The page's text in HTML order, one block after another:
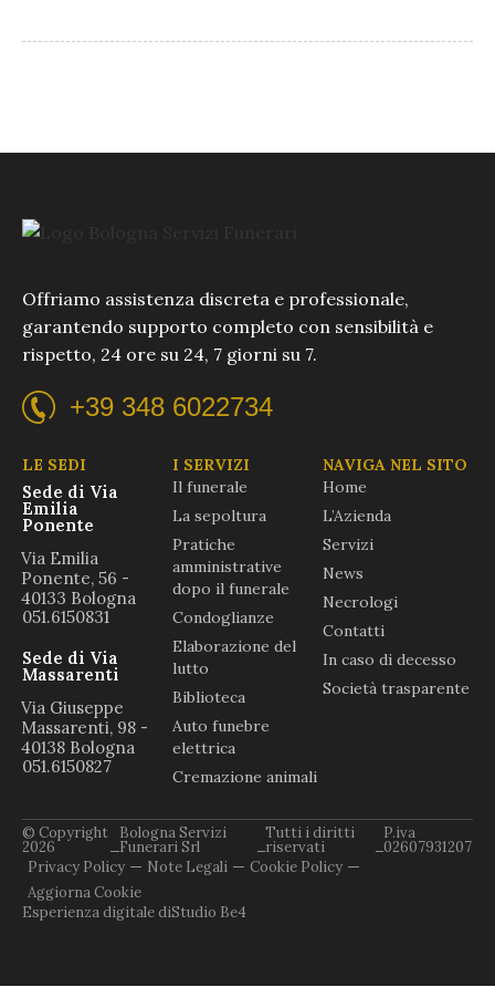
Offriamo assistenza discreta e professionale,
garantendo supporto completo con sensibilità e
rispetto, 24 ore su 24, 7 giorni su 7.
+39 348 6022734
LE SEDI
Sede di Via
Emilia
Ponente
Via Emilia
Ponente, 56 -
40133 Bologna
051.6150831
Sede di Via
Massarenti
Via Giuseppe
Massarenti, 98 -
40138 Bologna
051.6150827
I SERVIZI
Il funerale
La sepoltura
Pratiche
amministrative
dopo il funerale
Condoglianze
Elaborazione del
lutto
Biblioteca
Auto funebre
elettrica
Cremazione animali
NAVIGA NEL SITO
Home
L’Azienda
Servizi
News
Necrologi
Contatti
In caso di decesso
Società trasparente
© Copyright
2026
Bologna Servizi
Funerari Srl
Tutti i diritti
riservati
P.iva
02607931207
Privacy Policy
Note Legali
Cookie Policy
Aggiorna Cookie
Esperienza digitale diStudio Be4